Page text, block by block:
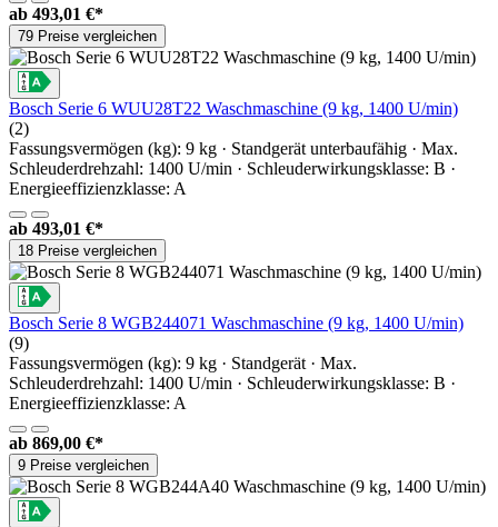
ab 493,01 €*
79 Preise vergleichen
Bosch Serie 6 WUU28T22 Waschmaschine (9 kg, 1400 U/min)
(2)
Fassungsvermögen (kg): 9 kg · Standgerät unterbaufähig · Max.
Schleuderdrehzahl: 1400 U/min · Schleuderwirkungsklasse: B ·
Energieeffizienzklasse: A
ab 493,01 €*
18 Preise vergleichen
Bosch Serie 8 WGB244071 Waschmaschine (9 kg, 1400 U/min)
(9)
Fassungsvermögen (kg): 9 kg · Standgerät · Max.
Schleuderdrehzahl: 1400 U/min · Schleuderwirkungsklasse: B ·
Energieeffizienzklasse: A
ab 869,00 €*
9 Preise vergleichen